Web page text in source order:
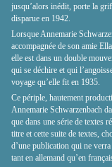
jusqu’alors inédit, porte la
disparue en 1942.
Lorsque Annemarie
accompagnée de son amie
elle est dans un double
qui se déchire et qui
voyage qu’elle fit en 1935.
Ce périple, hautement
Annemarie Schwarzenbach
que dans une série de textes
titre et cette suite de textes,
d’une publication qui ne
tant en allemand qu’en